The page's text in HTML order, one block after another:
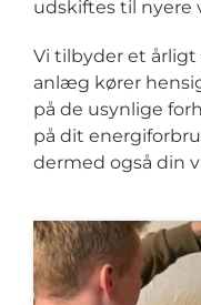
udskiftes til nyere
Vi tilbyder et årligt
anlæg kører
på de usynlige
på dit
dermed også din